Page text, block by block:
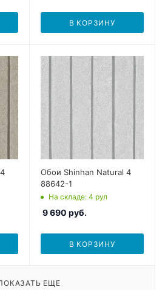
В КОРЗИНУ
Обои Shinhan Natural 4
88642-1
На складе: 4 рул
9 690 руб.
В КОРЗИНУ
ЕЩЕ